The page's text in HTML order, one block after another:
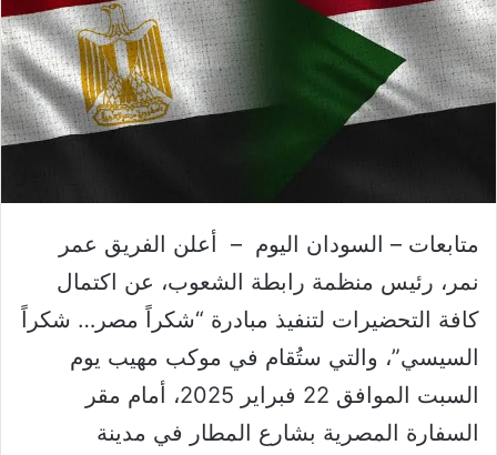
متابعات – السودان اليوم – أعلن الفريق عمر
نمر، رئيس منظمة رابطة الشعوب، عن اكتمال
كافة التحضيرات لتنفيذ مبادرة “شكراً مصر… شكراً
السيسي”، والتي ستُقام في موكب مهيب يوم
السبت الموافق 22 فبراير 2025، أمام مقر
السفارة المصرية بشارع المطار في مدينة